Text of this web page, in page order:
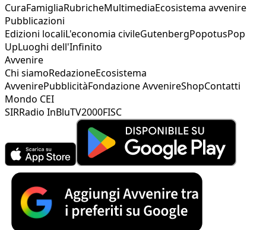
CuraFamigliaRubricheMultimediaEcosistema avvenire
Pubblicazioni
Edizioni localiL'economia civileGutenbergPopotusPop
UpLuoghi dell'Infinito
Avvenire
Chi siamoRedazioneEcosistema
AvvenirePubblicitàFondazione AvvenireShopContatti
Mondo CEI
SIRRadio InBluTV2000FISC